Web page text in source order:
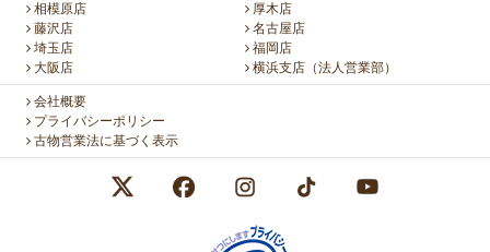
相模原店
厚木店
藤沢店
名古屋店
埼玉店
福岡店
大阪店
横浜支店（法人営業部）
会社概要
プライバシーポリシー
古物営業法に基づく表示